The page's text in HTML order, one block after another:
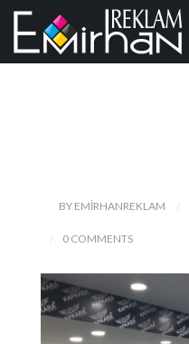
BY EMIRHANREKLAM
0 COMMENTS